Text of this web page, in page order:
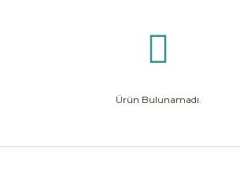
Ürün Bulunamadı.